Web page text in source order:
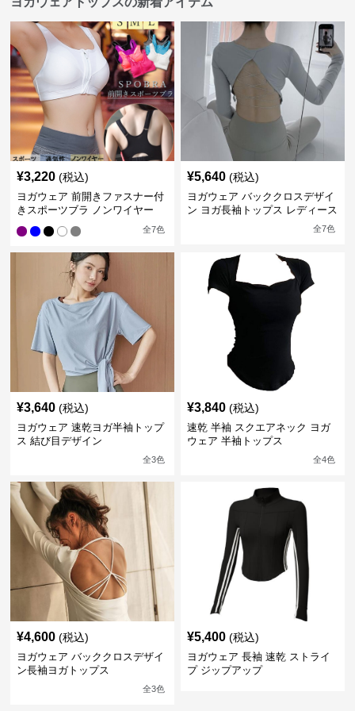
¥3,220 (税込)
ヨガウェア 前開きファスナー付
きスポーツブラ ノンワイヤー
全7色
¥5,640 (税込)
ヨガウェア バッククロスデザイ
ン ヨガ長袖トップス レディース
全7色
¥3,640 (税込)
ヨガウェア 速乾ヨガ半袖トップ
ス 結び目デザイン
全3色
¥3,840 (税込)
速乾 半袖 スクエアネック ヨガ
ウェア 半袖トップス
全4色
¥4,600 (税込)
ヨガウェア バッククロスデザイ
ン長袖ヨガトップス
全3色
¥5,400 (税込)
ヨガウェア 長袖 速乾 ストライ
プ ジップアップ